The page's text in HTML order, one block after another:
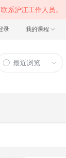
系沪江工作人员。
录 我的课程
最近浏览